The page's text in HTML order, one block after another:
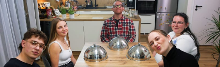
Recepty
Články
TV Program